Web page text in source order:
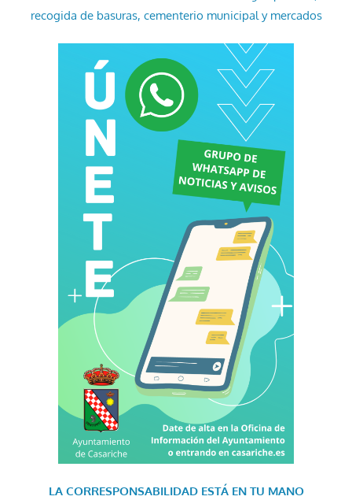
recogida de basuras, cementerio municipal y mercados
LA CORRESPONSABILIDAD ESTÁ EN TU MANO